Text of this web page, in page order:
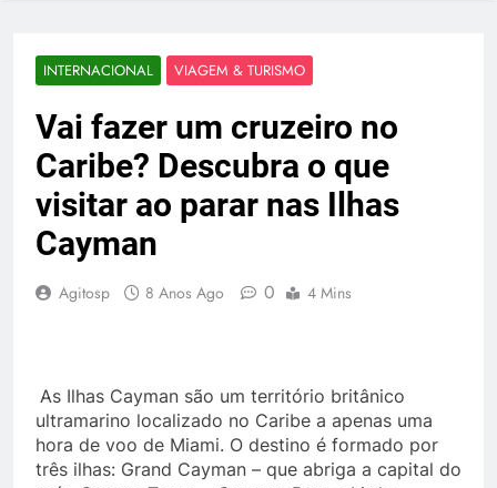
INTERNACIONAL VIAGEM & TURISMO
Vai fazer um cruzeiro no
Caribe? Descubra o que
visitar ao parar nas Ilhas
Cayman
Agitosp 8 Anos Ago 0 4 Mins
As Ilhas Cayman são um território britânico
ultramarino localizado no Caribe a apenas uma
hora de voo de Miami. O destino é formado por
três ilhas: Grand Cayman – que abriga a capital do